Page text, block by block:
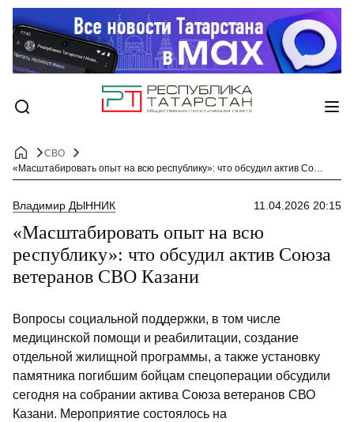
СВО
«Масштабировать опыт на всю республику»: что обсудил актив Союза ветеранов СВО Казани
Владимир ДЫННИК 11.04.2026 20:15
«Масштабировать опыт на всю
республику»: что обсудил актив Союза
ветеранов СВО Казани
Вопросы социальной поддержки, в том числе
медицинской помощи и реабилитации, создание
отдельной жилищной программы, а также установку
памятника погибшим бойцам спецоперации обсудили
сегодня на собрании актива Союза ветеранов СВО
Казани. Мероприятие состоялось на